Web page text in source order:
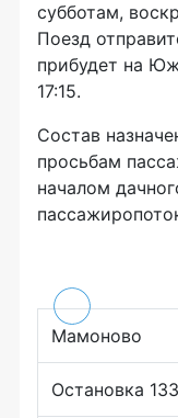
субботам,
Поезд
прибудет на
17:15.
Состав
просьбам
началом
Мамоново
Остановка